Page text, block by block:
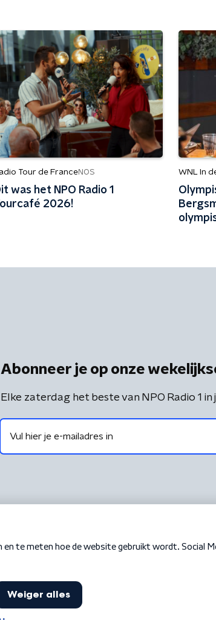
Tour de FranceNOS
was het NPO Radio 1
2026!
WNL In
Abonneer je op onze
Elke zaterdag het beste van NPO Radio 1